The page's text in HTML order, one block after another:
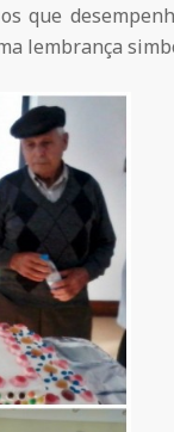
que
lembrança